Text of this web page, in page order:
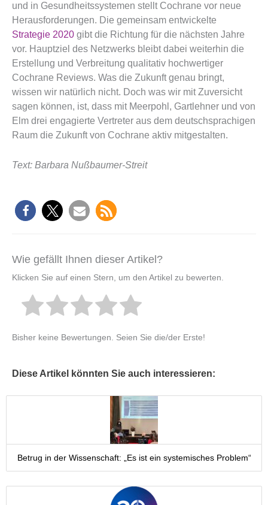
und in Gesundheitssystemen stellt Cochrane vor neue
Herausforderungen. Die gemeinsam entwickelte
Strategie 2020 gibt die Richtung für die nächsten Jahre
vor. Hauptziel des Netzwerks bleibt dabei weiterhin die
Erstellung und Verbreitung qualitativ hochwertiger
Cochrane Reviews. Was die Zukunft genau bringt,
wissen wir natürlich nicht. Doch was wir mit Zuversicht
sagen können, ist, dass mit Meerpohl, Gartlehner und von
Elm drei engagierte Vertreter aus dem deutschsprachigen
Raum die Zukunft von Cochrane aktiv mitgestalten.
Text: Barbara Nußbaumer-Streit
Wie gefällt Ihnen dieser Artikel?
Klicken Sie auf einen Stern, um den Artikel zu bewerten.
Bisher keine Bewertungen. Seien Sie die/der Erste!
Diese Artikel könnten Sie auch interessieren:
Betrug in der Wissenschaft: „Es ist ein systemisches Problem“